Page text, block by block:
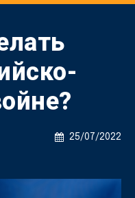
25/07/2022